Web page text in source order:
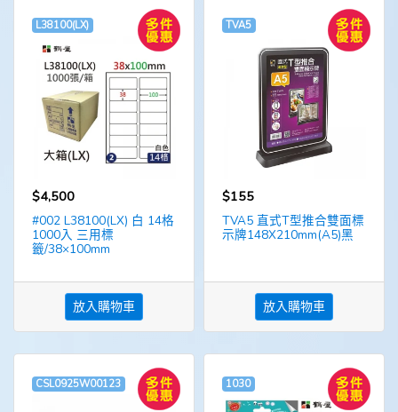
L38100(LX)
$4,500
#002 L38100(LX) 白 14格
1000入 三用標
籤/38×100mm
放入購物車
TVA5
$155
TVA5 直式T型推合雙面標
示牌148X210mm(A5)黑
放入購物車
CSL0925W00123 1030